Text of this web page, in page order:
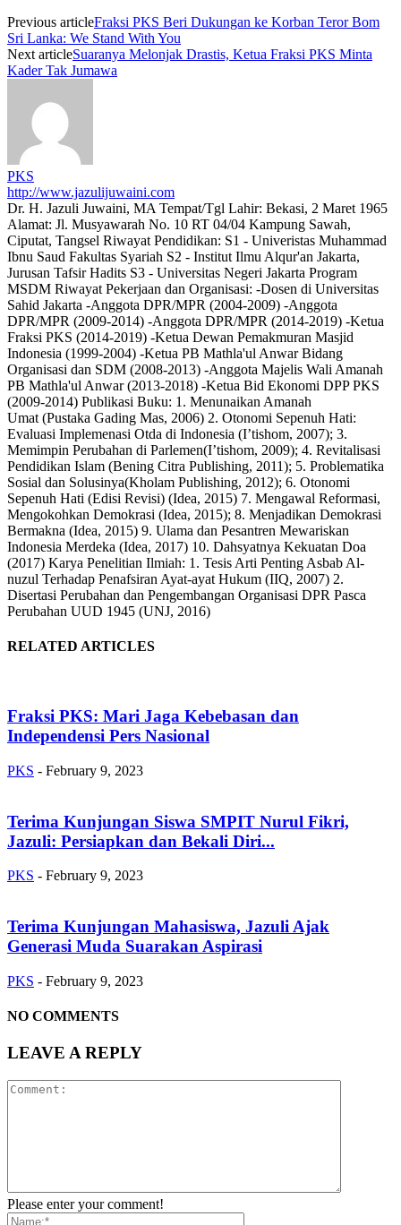
Previous articleFraksi PKS Beri Dukungan ke Korban Teror Bom
Sri Lanka: We Stand With You
Next articleSuaranya Melonjak Drastis, Ketua Fraksi PKS Minta
Kader Tak Jumawa
PKS
http://www.jazulijuwaini.com
Dr. H. Jazuli Juwaini, MA Tempat/Tgl Lahir: Bekasi, 2 Maret 1965
Alamat: Jl. Musyawarah No. 10 RT 04/04 Kampung Sawah,
Ciputat, Tangsel Riwayat Pendidikan: S1 - Univeristas Muhammad
Ibnu Saud Fakultas Syariah S2 - Institut Ilmu Alqur'an Jakarta,
Jurusan Tafsir Hadits S3 - Universitas Negeri Jakarta Program
MSDM Riwayat Pekerjaan dan Organisasi: -Dosen di Universitas
Sahid Jakarta -Anggota DPR/MPR (2004-2009) -Anggota
DPR/MPR (2009-2014) -Anggota DPR/MPR (2014-2019) -Ketua
Fraksi PKS (2014-2019) -Ketua Dewan Pemakmuran Masjid
Indonesia (1999-2004) -Ketua PB Mathla'ul Anwar Bidang
Organisasi dan SDM (2008-2013) -Anggota Majelis Wali Amanah
PB Mathla'ul Anwar (2013-2018) -Ketua Bid Ekonomi DPP PKS
(2009-2014) Publikasi Buku: 1. Menunaikan Amanah
Umat (Pustaka Gading Mas, 2006) 2. Otonomi Sepenuh Hati:
Evaluasi Implemenasi Otda di Indonesia (I’tishom, 2007); 3.
Memimpin Perubahan di Parlemen(I’tishom, 2009); 4. Revitalisasi
Pendidikan Islam (Bening Citra Publishing, 2011); 5. Problematika
Sosial dan Solusinya(Kholam Publishing, 2012); 6. Otonomi
Sepenuh Hati (Edisi Revisi) (Idea, 2015) 7. Mengawal Reformasi,
Mengokohkan Demokrasi (Idea, 2015); 8. Menjadikan Demokrasi
Bermakna (Idea, 2015) 9. Ulama dan Pesantren Mewariskan
Indonesia Merdeka (Idea, 2017) 10. Dahsyatnya Kekuatan Doa
(2017) Karya Penelitian Ilmiah: 1. Tesis Arti Penting Asbab Al-
nuzul Terhadap Penafsiran Ayat-ayat Hukum (IIQ, 2007) 2.
Disertasi Perubahan dan Pengembangan Organisasi DPR Pasca
Perubahan UUD 1945 (UNJ, 2016)
RELATED ARTICLES
Fraksi PKS: Mari Jaga Kebebasan dan
Independensi Pers Nasional
PKS - February 9, 2023
Terima Kunjungan Siswa SMPIT Nurul Fikri,
Jazuli: Persiapkan dan Bekali Diri...
PKS - February 9, 2023
Terima Kunjungan Mahasiswa, Jazuli Ajak
Generasi Muda Suarakan Aspirasi
PKS - February 9, 2023
NO COMMENTS
LEAVE A REPLY
Please enter your comment!